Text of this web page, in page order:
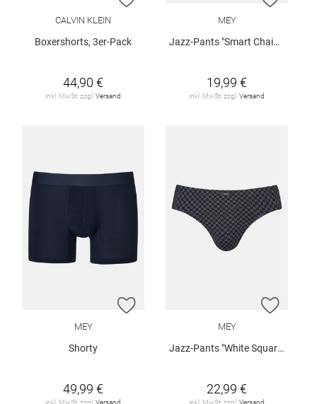
CALVIN KLEIN
Boxershorts, 3er-Pack
44,90 €
inkl. MwSt. zzgl. Versand
MEY
Jazz-Pants "Smart Chains"
19,99 €
inkl. MwSt. zzgl. Versand
ZUR WUNSCHLISTE HINZUFÜGEN
MEY
Shorty
49,99 €
inkl. MwSt. zzgl. Versand
ZUR
MEY
Jazz-Pants "White Squares"
22,99 €
inkl. MwSt. zzgl. Versand